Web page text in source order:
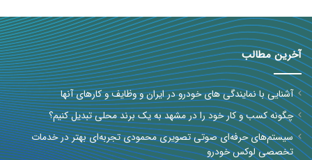
آخرین مطالب
آشنایی با نمایندگی های خودرو در ایران و وظایف و کارهای آنها
چگونه کسب و کار خود را در مشهد به یک برند محلی تبدیل کنیم؟
سیستم‌های حرفه‌ای صوتی تصویری محمودی تجربه‌ای بهتر در خدمات
تخصصی لوکس خودرو